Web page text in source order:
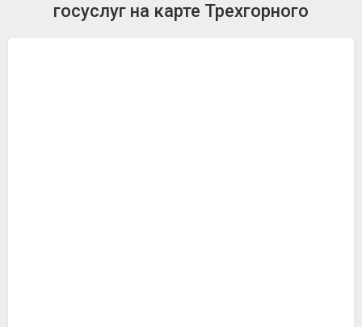
госуслуг на карте Трехгорного